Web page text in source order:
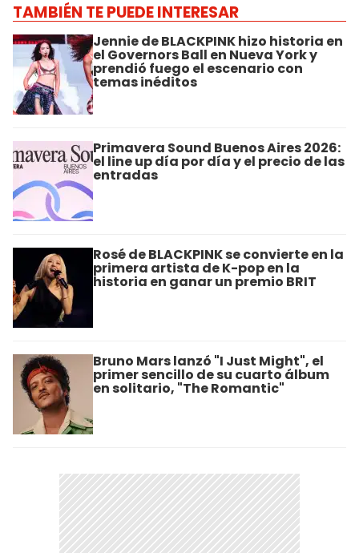
TAMBIÉN TE PUEDE INTERESAR
Jennie de BLACKPINK hizo historia en
el Governors Ball en Nueva York y
prendió fuego el escenario con
temas inéditos
Primavera Sound Buenos Aires 2026:
el line up día por día y el precio de las
entradas
Rosé de BLACKPINK se convierte en la
primera artista de K-pop en la
historia en ganar un premio BRIT
Bruno Mars lanzó "I Just Might", el
primer sencillo de su cuarto álbum
en solitario, "The Romantic"